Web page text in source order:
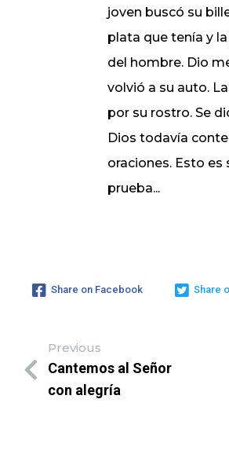
joven buscó su
plata que tenía y
del hombre. Dio
volvió a su auto.
por su rostro. Se
Dios todavía
oraciones. Esto
prueba...
Share on Facebook Share
Previous
Cantemos al Señor
con alegría